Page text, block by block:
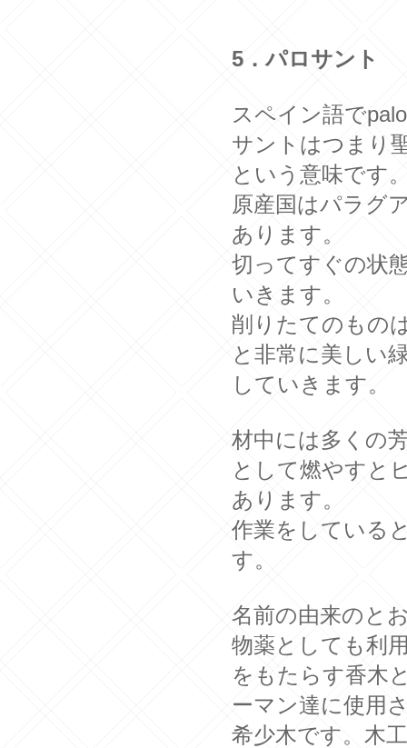
5．パロサント
スペイン語で
サントはつまり
という意味です
原産国はパラグ
あります。
切ってすぐの状
いきます。
削りたてのもの
と非常に美しい
していきます。
材中には多くの
として燃やすと
あります。
作業をしている
す。
名前の由来のと
物薬としても利
をもたらす香木
ーマン達に使用
希少木です。木